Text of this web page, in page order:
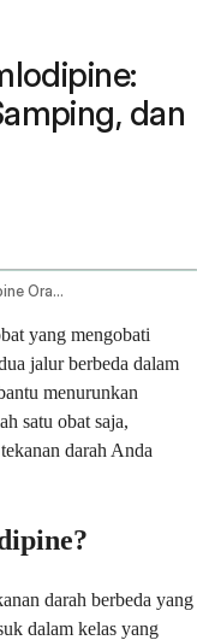
dan
Aliskiren And Amlodipine Oral Route
yang mengobati
jalur berbeda dalam
menurunkan
satu obat saja,
darah Anda
darah berbeda yang
dalam kelas yang